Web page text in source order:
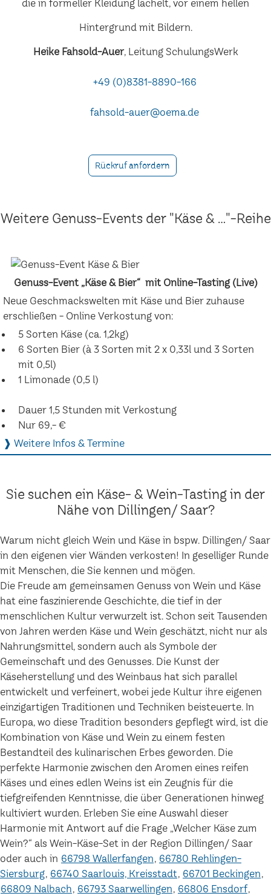
Heike Fahsold-Auer, Leitung SchulungsWerk
+49 (0)8381-8890-166
fahsold-auer@oema.de
Rückruf anfordern
Weitere Genuss-Events der "Käse & ..."-Reihe
Genuss-Event „Käse & Bier“ mit Online-Tasting (Live)
Neue Geschmackswelten mit Käse und Bier zuhause
erschließen - Online Verkostung von:
5 Sorten Käse (ca. 1,2kg)
6 Sorten Bier (à 3 Sorten mit 2 x 0,33l und 3 Sorten
mit 0,5l)
1 Limonade (0,5 l)
Dauer 1,5 Stunden mit Verkostung
Nur 69,- €
❱ Weitere Infos & Termine
Sie suchen ein Käse- & Wein-Tasting in der
Nähe von Dillingen/ Saar?
Warum nicht gleich Wein und Käse in bspw. Dillingen/ Saar
in den eigenen vier Wänden verkosten! In geselliger Runde
mit Menschen, die Sie kennen und mögen.
Die Freude am gemeinsamen Genuss von Wein und Käse
hat eine faszinierende Geschichte, die tief in der
menschlichen Kultur verwurzelt ist. Schon seit Tausenden
von Jahren werden Käse und Wein geschätzt, nicht nur als
Nahrungsmittel, sondern auch als Symbole der
Gemeinschaft und des Genusses. Die Kunst der
Käseherstellung und des Weinbaus hat sich parallel
entwickelt und verfeinert, wobei jede Kultur ihre eigenen
einzigartigen Traditionen und Techniken beisteuerte. In
Europa, wo diese Tradition besonders gepflegt wird, ist die
Kombination von Käse und Wein zu einem festen
Bestandteil des kulinarischen Erbes geworden. Die
perfekte Harmonie zwischen den Aromen eines reifen
Käses und eines edlen Weins ist ein Zeugnis für die
tiefgreifenden Kenntnisse, die über Generationen hinweg
kultiviert wurden. Erleben Sie eine Auswahl dieser
Harmonie mit Antwort auf die Frage „Welcher Käse zum
Wein?“ als Wein-Käse-Set in der Region Dillingen/ Saar
oder auch in 66798 Wallerfangen 66780 Rehlingen-
Siersburg 66740 Saarlouis, Kreisstadt 66701 Beckingen
66809 Nalbach 66793 Saarwellingen 66806 Ensdorf